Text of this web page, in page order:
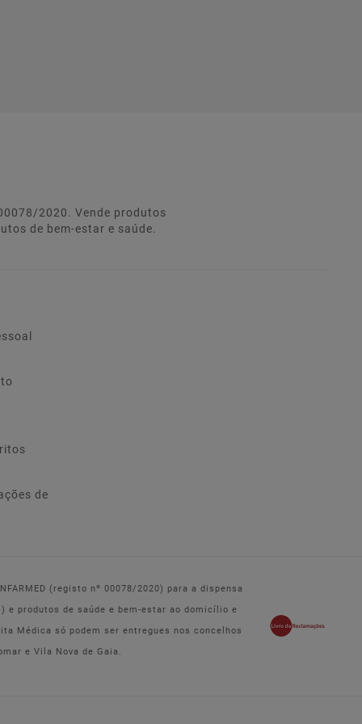
2020. Vende produtos
de bem-estar e saúde.
de
(registo nº 00078/2020) para a dispensa
e produtos de saúde e bem-estar ao domicílio e
Médica só podem ser entregues nos concelhos
e Vila Nova de Gaia.